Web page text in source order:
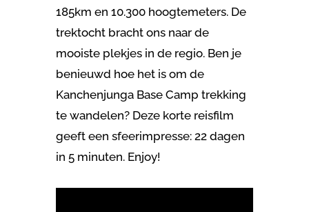
185km en 10.300 hoogtemeters. De
trektocht bracht ons naar de
mooiste plekjes in de regio. Ben je
benieuwd hoe het is om de
Kanchenjunga Base Camp trekking
te wandelen? Deze korte reisfilm
geeft een sfeerimpresse: 22 dagen
in 5 minuten. Enjoy!